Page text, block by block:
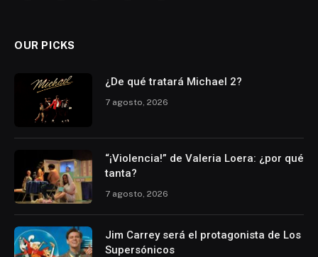
OUR PICKS
¿De qué tratará Michael 2?
7 agosto, 2026
“¡Violencia!” de Valeria Loera: ¿por qué
tanta?
7 agosto, 2026
Jim Carrey será el protagonista de Los
Supersónicos